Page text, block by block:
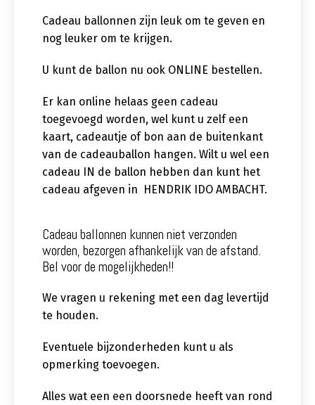
Cadeau ballonnen zijn leuk om te geven en
nog leuker om te krijgen.
U kunt de ballon nu ook ONLINE bestellen.
Er kan online helaas geen cadeau
toegevoegd worden, wel kunt u zelf een
kaart, cadeautje of bon aan de buitenkant
van de cadeauballon hangen. Wilt u wel een
cadeau IN de ballon hebben dan kunt het
cadeau afgeven in HENDRIK IDO AMBACHT.
Cadeau ballonnen kunnen niet verzonden
worden, bezorgen afhankelijk van de afstand.
Bel voor de mogelijkheden!!
We vragen u rekening met een dag levertijd
te houden.
Eventuele bijzonderheden kunt u als
opmerking toevoegen.
Alles wat een een doorsnede heeft van rond